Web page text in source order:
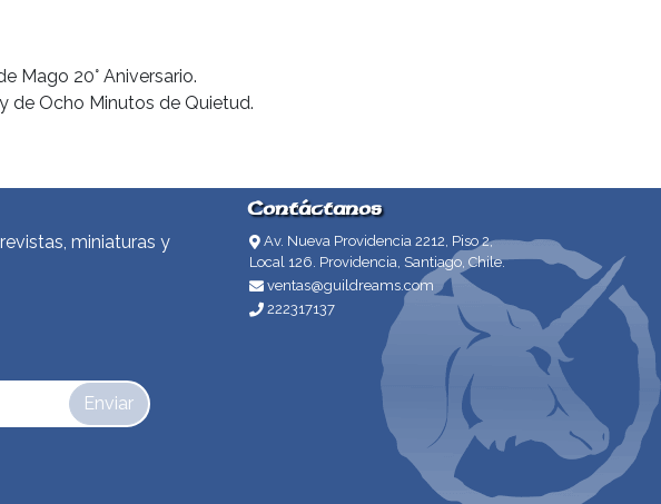
Mago 20° Aniversario.
de Ocho Minutos de Quietud.
miniaturas y
Contáctanos
Av. Nueva Providencia 2212, Piso 2,
Local 126. Providencia, Santiago, Chile.
ventas@guildreams.com
222317137
Enviar